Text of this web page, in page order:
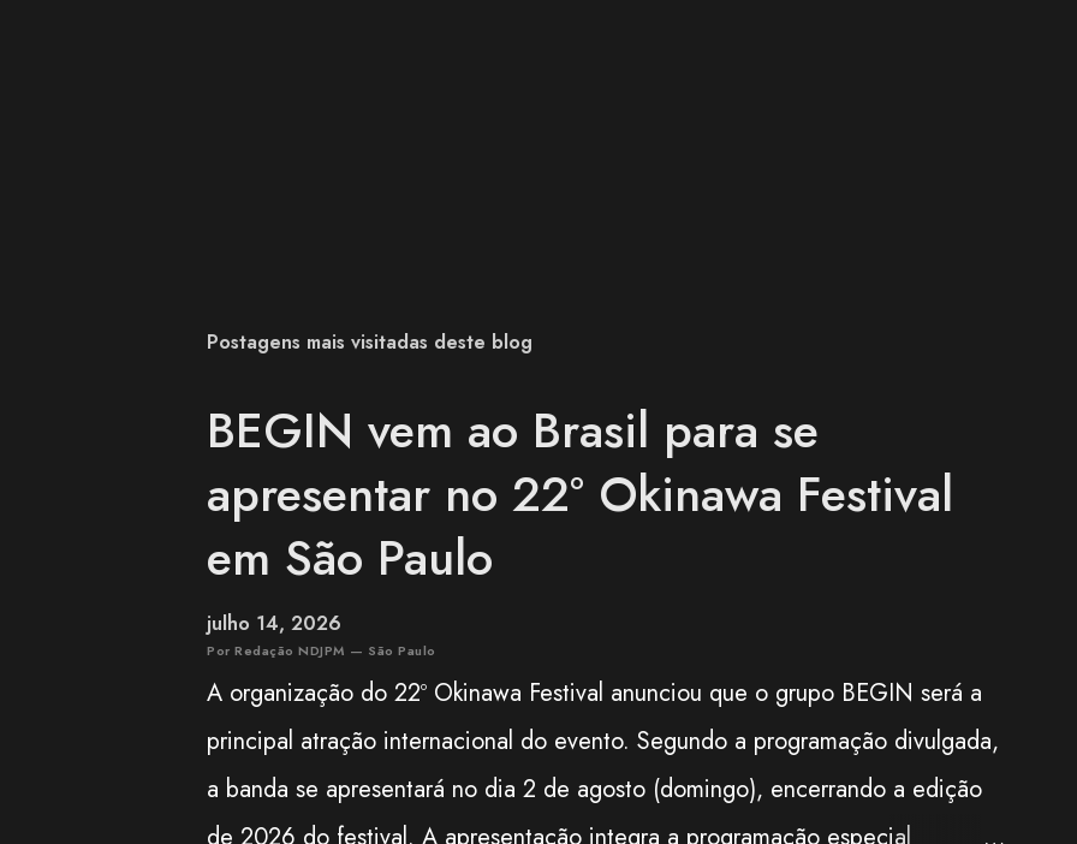
Postagens mais visitadas deste blog
BEGIN vem ao Brasil para se
apresentar no 22º Okinawa Festival
em São Paulo
julho 14, 2026
Por Redação NDJPM — São Paulo
A organização do 22º Okinawa Festival anunciou que o grupo BEGIN será a
principal atração internacional do evento. Segundo a programação divulgada,
a banda se apresentará no dia 2 de agosto (domingo), encerrando a edição
de 2026 do festival. A apresentação integra a programação especial